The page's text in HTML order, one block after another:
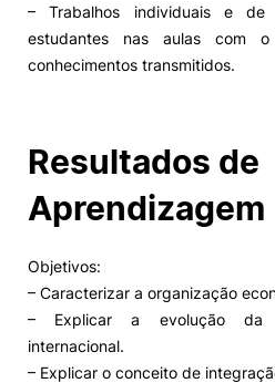
Ação Social
Alumni
Magazine
Eventos
– Trabalhos individuais e de
estudantes nas aulas com
conhecimentos transmitidos.
Resultados de
Aprendizagem
Objetivos:
– Caracterizar a organização
– Explicar a evolução da
internacional.
– Explicar o conceito de